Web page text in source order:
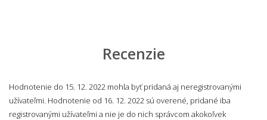
Recenzie
Hodnotenie do 15. 12. 2022 mohla byť pridaná aj neregistrovanými
užívateľmi. Hodnotenie od 16. 12. 2022 sú overené, pridané iba
registrovanými užívateľmi a nie je do nich správcom akokoľvek